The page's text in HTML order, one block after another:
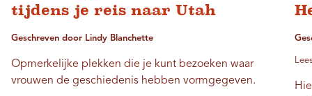
tijdens je reis naar Utah
Geschreven door Lindy Blanchette
Opmerkelijke plekken die je kunt bezoeken waar
vrouwen de geschiedenis hebben vormgegeven.